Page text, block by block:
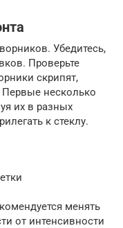
Убедитесь,
Проверьте
скрипят,
несколько
их в разных
к стеклу.
менять
от интенсивности